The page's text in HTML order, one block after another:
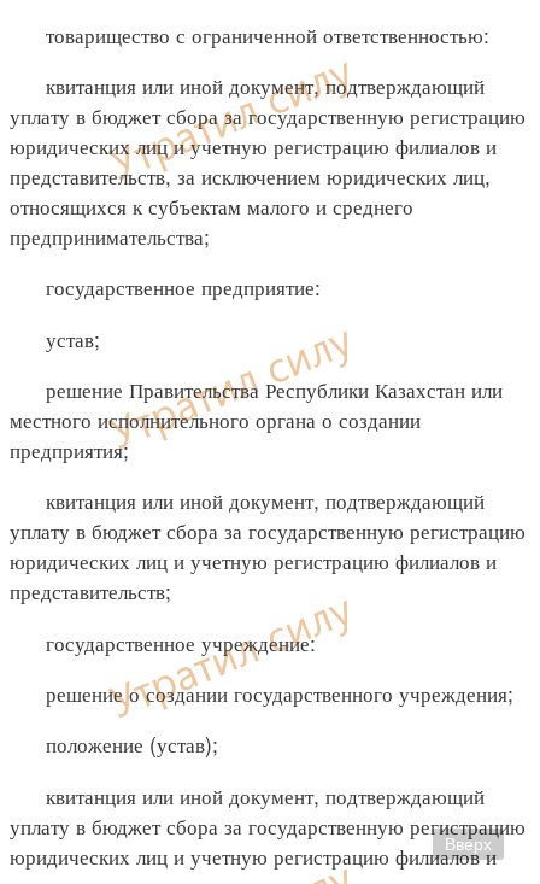
товарищество с ограниченной ответственностью:
квитанция или иной документ, подтверждающий
уплату в бюджет сбора за государственную регистрацию
юридических лиц и учетную регистрацию филиалов и
представительств, за исключением юридических лиц,
относящихся к субъектам малого и среднего
предпринимательства;
государственное предприятие:
устав;
решение Правительства Республики Казахстан или
местного исполнительного органа о создании
предприятия;
квитанция или иной документ, подтверждающий
уплату в бюджет сбора за государственную регистрацию
юридических лиц и учетную регистрацию филиалов и
представительств;
государственное учреждение:
решение о создании государственного учреждения;
положение (устав);
квитанция или иной документ, подтверждающий
уплату в бюджет сбора за государственную регистрацию
юридических лиц и учетную регистрацию филиалов и
Вверх